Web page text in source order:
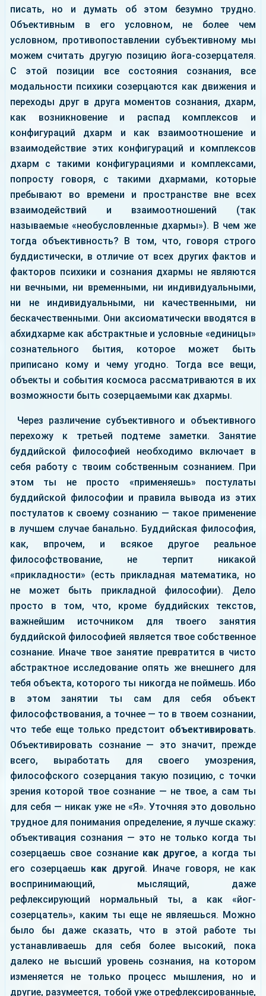
писать, но и думать об этом безумно трудно.
Объективным в его условном, не более чем
условном, противопоставлении субъективному мы
можем считать другую позицию йога-созерцателя.
С этой позиции все состояния сознания, все
модальности психики созерцаются как движения и
переходы друг в друга моментов сознания, дхарм,
как возникновение и распад комплексов и
конфигураций дхарм и как взаимоотношение и
взаимодействие этих конфигураций и комплексов
дхарм с такими конфигурациями и комплексами,
попросту говоря, с такими дхармами, которые
пребывают во времени и пространстве вне всех
взаимодействий и взаимоотношений (так
называемые «необусловленные дхармы»). В чем же
тогда объективность? В том, что, говоря строго
буддистически, в отличие от всех других фактов и
факторов психики и сознания дхармы не являются
ни вечными, ни временными, ни индивидуальными,
ни не индивидуальными, ни качественными, ни
бескачественными. Они аксиоматически вводятся в
абхидхарме как абстрактные и условные «единицы»
сознательного бытия, которое может быть
приписано кому и чему угодно. Тогда все вещи,
объекты и события космоса рассматриваются в их
возможности быть созерцаемыми как дхармы.
Через различение субъективного и объективного
перехожу к третьей подтеме заметки. Занятие
буддийской философией необходимо включает в
себя работу с твоим собственным сознанием. При
этом ты не просто «применяешь» постулаты
буддийской философии и правила вывода из этих
постулатов к своему сознанию — такое применение
в лучшем случае банально. Буддийская философия,
как, впрочем, и всякое другое реальное
философствование, не терпит никакой
«прикладности» (есть прикладная математика, но
не может быть прикладной философии). Дело
просто в том, что, кроме буддийских текстов,
важнейшим источником для твоего занятия
буддийской философией является твое собственное
сознание. Иначе твое занятие превратится в чисто
абстрактное исследование опять же внешнего для
тебя объекта, которого ты никогда не поймешь. Ибо
в этом занятии ты сам для себя объект
философствования, а точнее — то в твоем сознании,
что тебе еще только предстоит объективировать.
Объективировать сознание — это значит, прежде
всего, выработать для своего умозрения,
философского созерцания такую позицию, с точки
зрения которой твое сознание — не твое, а сам ты
для себя — никак уже не «Я». Уточняя это довольно
трудное для понимания определение, я лучше скажу:
объективация сознания — это не только когда ты
созерцаешь свое сознание как другое, а когда ты
его созерцаешь как другой. Иначе говоря, не как
воспринимающий, мыслящий, даже
рефлексирующий нормальный ты, а как «йог-
созерцатель», каким ты еще не являешься. Можно
было бы даже сказать, что в этой работе ты
устанавливаешь для себя более высокий, пока
далеко не высший уровень сознания, на котором
изменяется не только процесс мышления, но и
другие, разумеется, тобой уже отрефлексированные,